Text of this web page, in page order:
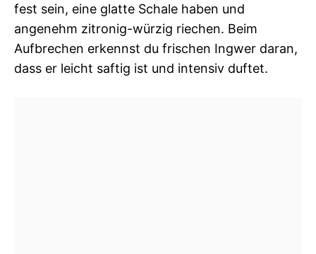
fest sein, eine glatte Schale haben und
angenehm zitronig-würzig riechen. Beim
Aufbrechen erkennst du frischen Ingwer daran,
dass er leicht saftig ist und intensiv duftet.